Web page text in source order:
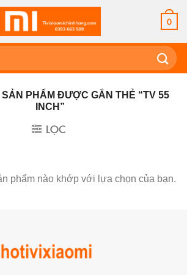
0
SẢN PHẨM ĐƯỢC GẮN THẺ “TV 55
INCH”
LỌC
phẩm nào khớp với lựa chọn của bạn.